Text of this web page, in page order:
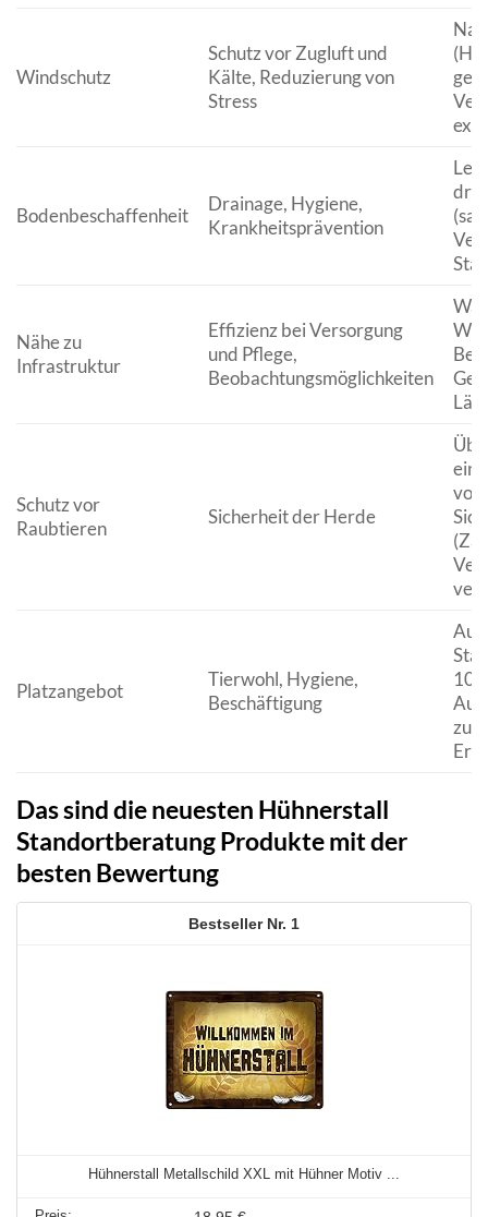
Windschutz
Schutz vor Zugluft und
Kälte, Reduzierung von
Stress
Bodenbeschaffenheit
Drainage, Hygiene,
Krankheitsprävention
Nähe zu
Infrastruktur
Effizienz bei Versorgung
und Pflege,
Beobachtungsmöglichkeiten
Schutz vor
Raubtieren
Sicherheit der Herde
von
Platzangebot
Tierwohl, Hygiene,
Beschäftigung
10
zur
Das sind die neuesten Hühnerstall
Standortberatung Produkte mit der
besten Bewertung
1
Hühnerstall Metallschild XXL mit Hühner Motiv ...